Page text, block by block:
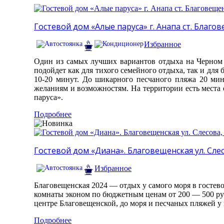
Гостевой дом «Алые паруса» г. Анапа ст.
Избранное
Один из самых лучших вариантов отдыха на
подойдет как для тихого семейного отдыха, так и
10-20 минут. До шикарного песчаного пляжа 20
желаниям и возможностям. На территории есть
паруса».
Подробнее
Гостевой дом «Диана». Благовещенская ул.
Избранное
Благовещенская 2024 — отдых у самого моря в
комнаты эконом по бюджетным ценам от 200 — 500
центре Благовещенской, до моря и песчаных пляжей
Подробнее